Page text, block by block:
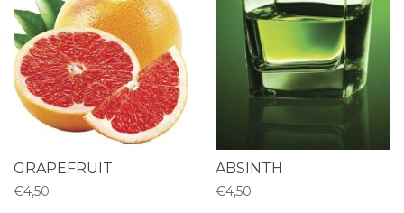
GRAPEFRUIT
€4,50
ABSINTH
€4,50